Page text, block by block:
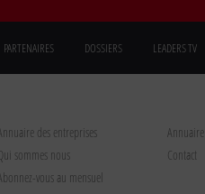
PARTENAIRES DOSSIERS LEADERS TV
des entreprises
sommes nous
Contact
vous au mensuel